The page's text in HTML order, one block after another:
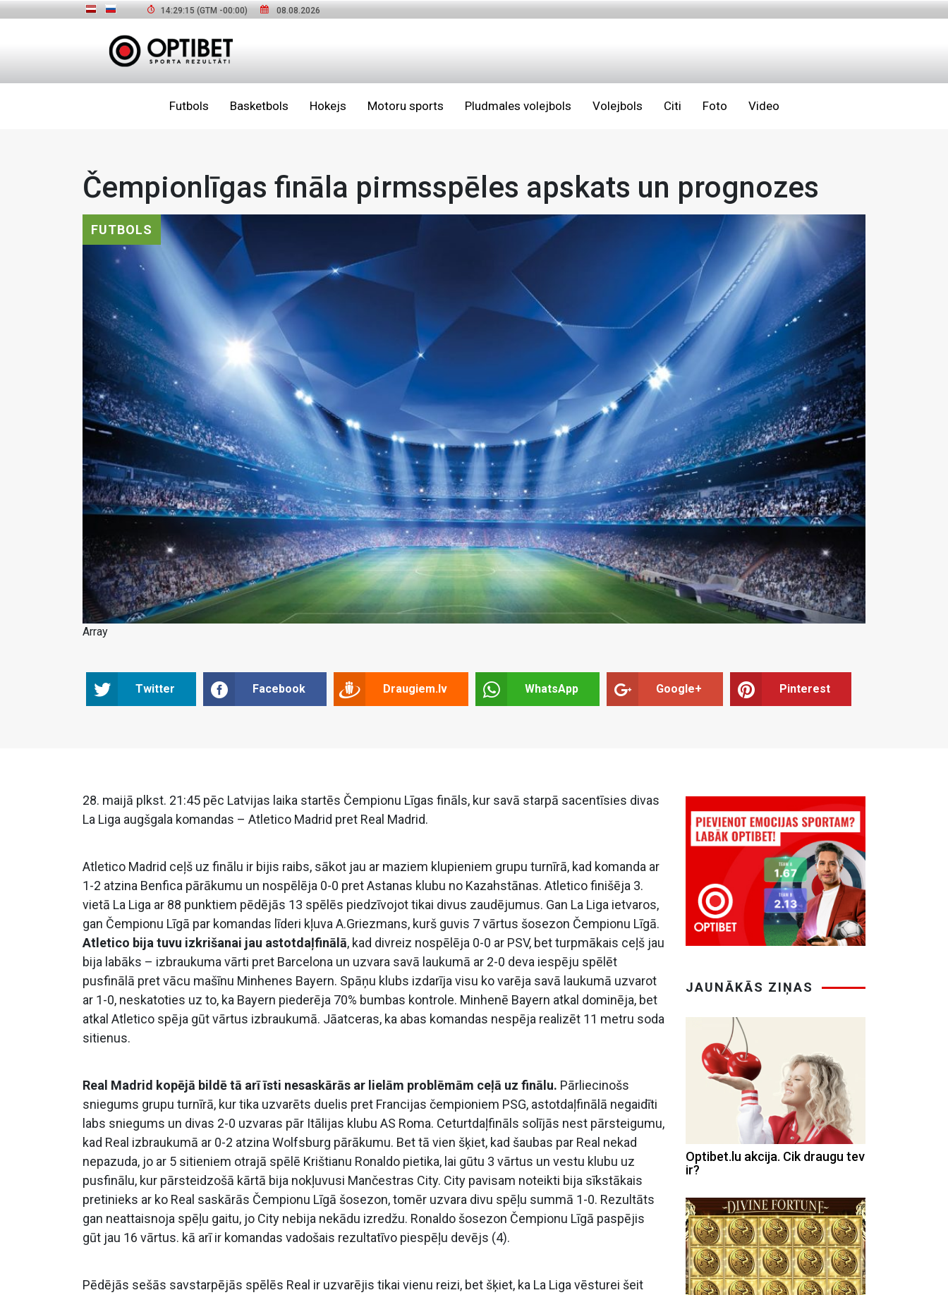
14:29:17 (GTM -00:00) 08.08.2026
Futbols Basketbols Hokejs Motoru sports Pludmales volejbols Volejbols Citi Foto Video
Čempionlīgas fināla pirmsspēles apskats un prognozes
FUTBOLS
Array
Twitter Facebook Draugiem.lv WhatsApp Google+ Pinterest
28. maijā plkst. 21:45 pēc Latvijas laika startēs Čempionu Līgas fināls, kur savā starpā sacentīsies divas
La Liga augšgala komandas – Atletico Madrid pret Real Madrid.
Atletico Madrid ceļš uz finālu ir bijis raibs, sākot jau ar maziem klupieniem grupu turnīrā, kad komanda ar
1-2 atzina Benfica pārākumu un nospēlēja 0-0 pret Astanas klubu no Kazahstānas. Atletico finišēja 3.
vietā La Liga ar 88 punktiem pēdējās 13 spēlēs piedzīvojot tikai divus zaudējumus. Gan La Liga ietvaros,
gan Čempionu Līgā par komandas līderi kļuva A.Griezmans, kurš guvis 7 vārtus šosezon Čempionu Līgā.
Atletico bija tuvu izkrišanai jau astotdaļfinālā, kad divreiz nospēlēja 0-0 ar PSV, bet turpmākais ceļš jau
bija labāks – izbraukuma vārti pret Barcelona un uzvara savā laukumā ar 2-0 deva iespēju spēlēt
pusfinālā pret vācu mašīnu Minhenes Bayern. Spāņu klubs izdarīja visu ko varēja savā laukumā uzvarot
ar 1-0, neskatoties uz to, ka Bayern piederēja 70% bumbas kontrole. Minhenē Bayern atkal dominēja, bet
atkal Atletico spēja gūt vārtus izbraukumā. Jāatceras, ka abas komandas nespēja realizēt 11 metru soda
sitienus.
Real Madrid kopējā bildē tā arī īsti nesaskārās ar lielām problēmām ceļā uz finālu. Pārliecinošs
sniegums grupu turnīrā, kur tika uzvarēts duelis pret Francijas čempioniem PSG, astotdaļfinālā negaidīti
labs sniegums un divas 2-0 uzvaras pār Itālijas klubu AS Roma. Ceturtdaļfināls solījās nest pārsteigumu,
kad Real izbraukumā ar 0-2 atzina Wolfsburg pārākumu. Bet tā vien šķiet, kad šaubas par Real nekad
nepazuda, jo ar 5 sitieniem otrajā spēlē Krištianu Ronaldo pietika, lai gūtu 3 vārtus un vestu klubu uz
pusfinālu, kur pārsteidzošā kārtā bija nokļuvusi Mančestras City. City pavisam noteikti bija sīkstākais
pretinieks ar ko Real saskārās Čempionu Līgā šosezon, tomēr uzvara divu spēļu summā 1-0. Rezultāts
gan neattaisnoja spēļu gaitu, jo City nebija nekādu izredžu. Ronaldo šosezon Čempionu Līgā paspējis
gūt jau 16 vārtus. kā arī ir komandas vadošais rezultatīvo piespēļu devējs (4).
Pēdējās sešās savstarpējās spēlēs Real ir uzvarējis tikai vienu reizi, bet šķiet, ka La Liga vēsturei šeit
JAUNĀKĀS ZIŅAS
Optibet.lu akcija. Cik draugu tev
ir?